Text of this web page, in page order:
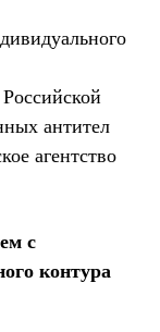
антител
агентство
с
контура